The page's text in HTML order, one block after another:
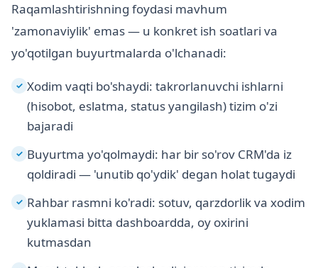
Raqamlashtirishning foydasi mavhum
'zamonaviylik' emas — u konkret ish soatlari va
yo'qotilgan buyurtmalarda o'lchanadi:
✓ Xodim vaqti bo'shaydi: takrorlanuvchi ishlarni
(hisobot, eslatma, status yangilash) tizim o'zi
bajaradi
✓ Buyurtma yo'qolmaydi: har bir so'rov CRM'da iz
qoldiradi — 'unutib qo'ydik' degan holat tugaydi
✓ Rahbar rasmni ko'radi: sotuv, qarzdorlik va xodim
yuklamasi bitta dashboardda, oy oxirini
kutmasdan